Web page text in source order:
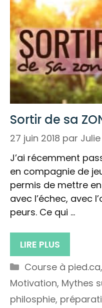
Sortir de sa
27 juin 2018 par
J’ai récemment
en compagnie de
permis de mettre
avec l’échec, avec
peurs. Ce qui …
LIRE PLUS
Catégories
Course à pied.ca,
Motivation, Mythes
philosphie,